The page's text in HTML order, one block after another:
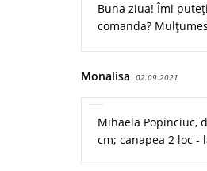
Buna ziua! Îmi
comanda?
Monalisa 02.09.2021
Mihaela Popinciuc,
cm; canapea 2 loc -